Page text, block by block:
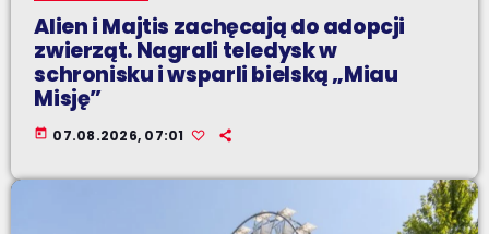
Alien i Majtis zachęcają do adopcji
zwierząt. Nagrali teledysk w
schronisku i wsparli bielską „Miau
Misję”
today 07.08.2026, 07:01